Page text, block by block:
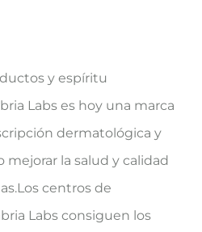
y espíritu
Labs es hoy una marca
dermatológica y
la salud y calidad
centros de
Labs consiguen los